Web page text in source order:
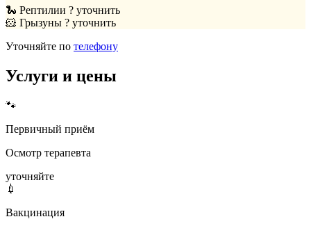
🐍 Рептилии ? уточнить
🐹 Грызуны ? уточнить
Уточняйте по телефону
Услуги и цены
🐾
Первичный приём
Осмотр терапевта
уточняйте
💉
Вакцинация